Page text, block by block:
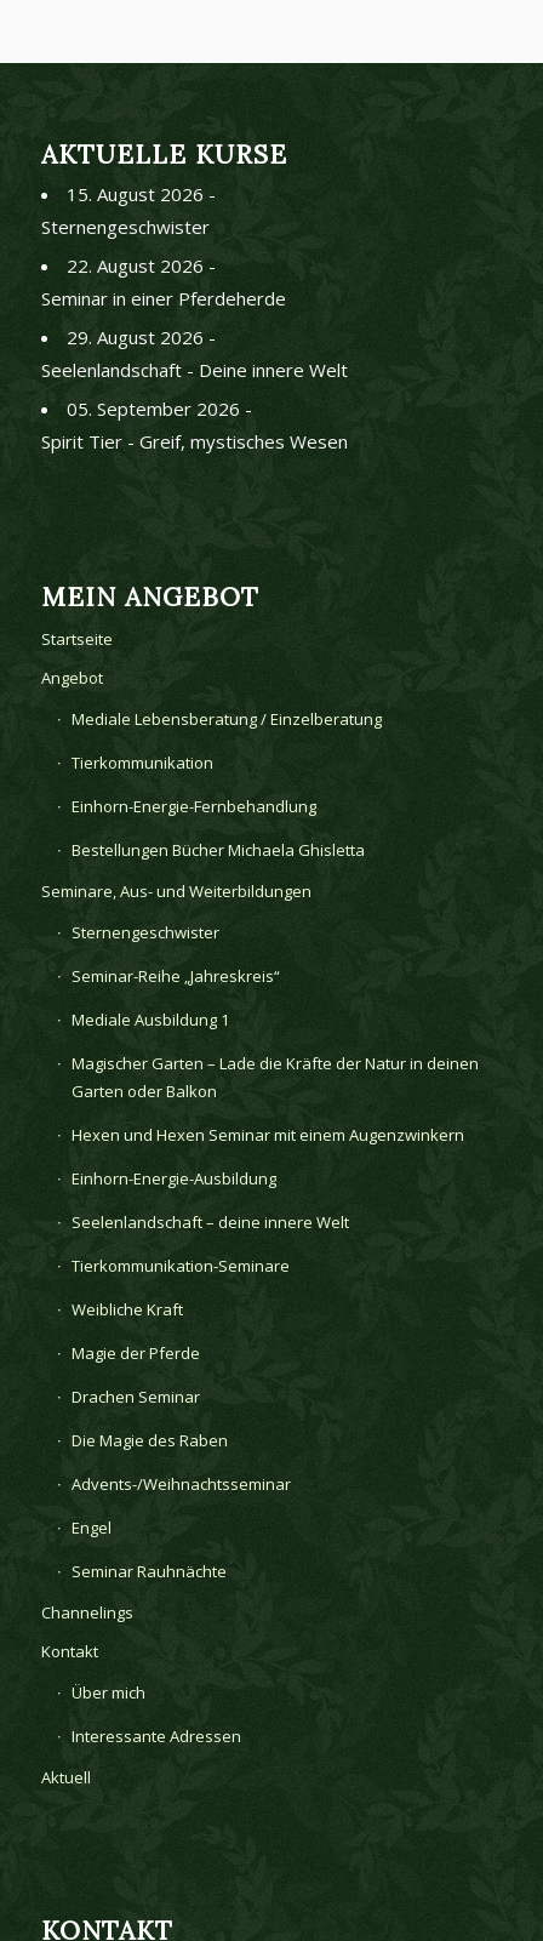
AKTUELLE KURSE
15. August 2026 -
Sternengeschwister
22. August 2026 -
Seminar in einer Pferdeherde
29. August 2026 -
Seelenlandschaft - Deine innere Welt
05. September 2026 -
Spirit Tier - Greif, mystisches Wesen
MEIN ANGEBOT
Startseite
Angebot
Mediale Lebensberatung / Einzelberatung
Tierkommunikation
Einhorn-Energie-Fernbehandlung
Bestellungen Bücher Michaela Ghisletta
Seminare, Aus- und Weiterbildungen
Sternengeschwister
Seminar-Reihe „Jahreskreis“
Mediale Ausbildung 1
Magischer Garten – Lade die Kräfte der Natur in deinen
Garten oder Balkon
Hexen und Hexen Seminar mit einem Augenzwinkern
Einhorn-Energie-Ausbildung
Seelenlandschaft – deine innere Welt
Tierkommunikation-Seminare
Weibliche Kraft
Magie der Pferde
Drachen Seminar
Die Magie des Raben
Advents-/Weihnachtsseminar
Engel
Seminar Rauhnächte
Channelings
Kontakt
Über mich
Interessante Adressen
Aktuell
KONTAKT